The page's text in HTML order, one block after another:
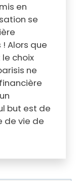
en
se
Alors que
choix
ne
but est de
de vie de